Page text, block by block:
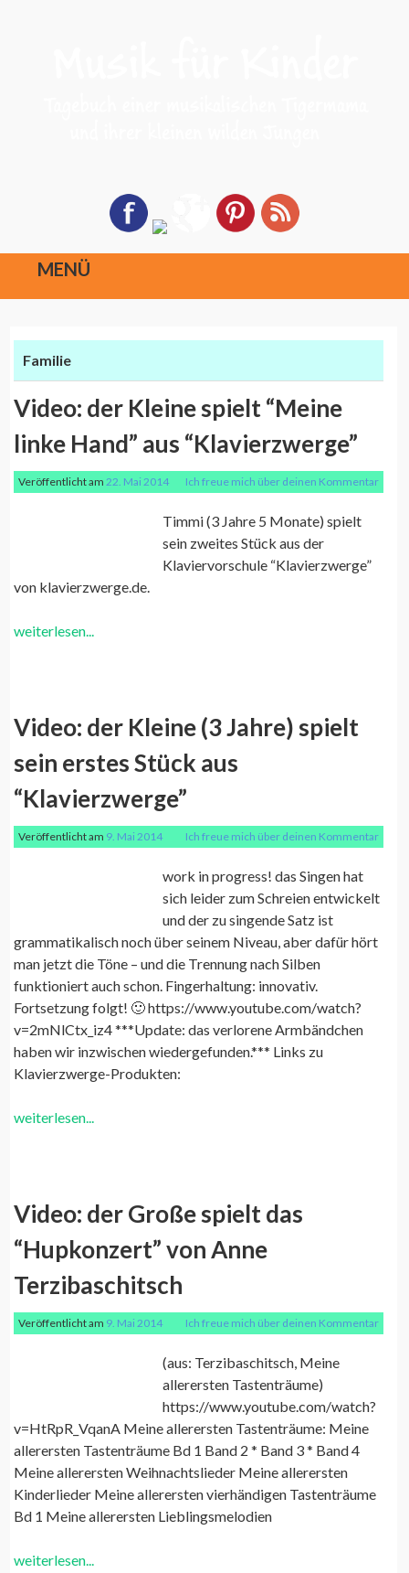
MENÜ
Inhalt
Familie
Video: der Kleine spielt “Meine
linke Hand” aus “Klavierzwerge”
Veröffentlicht am22. Mai 2014 Ich freue mich über deinen Kommentar
Timmi (3 Jahre 5 Monate) spielt
sein zweites Stück aus der
Klaviervorschule “Klavierzwerge”
von klavierzwerge.de.
weiterlesen...
Video: der Kleine (3 Jahre) spielt
sein erstes Stück aus
“Klavierzwerge”
Veröffentlicht am 9. Mai 2014 Ich freue mich über deinen Kommentar
work in progress! das Singen hat
sich leider zum Schreien entwickelt
und der zu singende Satz ist
grammatikalisch noch über seinem Niveau, aber dafür hört
man jetzt die Töne – und die Trennung nach Silben
funktioniert auch schon. Fingerhaltung: innovativ.
Fortsetzung folgt! 🙂 https://www.youtube.com/watch?
v=2mNlCtx_iz4 ***Update: das verlorene Armbändchen
haben wir inzwischen wiedergefunden.*** Links zu
Klavierzwerge-Produkten:
weiterlesen...
Video: der Große spielt das
“Hupkonzert” von Anne
Terzibaschitsch
Veröffentlicht am 9. Mai 2014 Ich freue mich über deinen Kommentar
(aus: Terzibaschitsch, Meine
allerersten Tastenträume)
https://www.youtube.com/watch?
v=HtRpR_VqanA Meine allerersten Tastenträume: Meine
allerersten Tastenträume Bd 1 Band 2 * Band 3 * Band 4
Meine allerersten Weihnachtslieder Meine allerersten
Kinderlieder Meine allerersten vierhändigen Tastenträume
Bd 1 Meine allerersten Lieblingsmelodien
weiterlesen...